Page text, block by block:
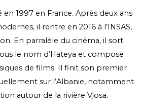
1997 en France. Après deux ans
il rentre en 2016 à l’INSAS,
En parralèle du cinéma, il sort
le nom d’Hateya et compose
de films. Il finit son premier
sur l’Albanie, notamment
autour de la rivière Vjosa.